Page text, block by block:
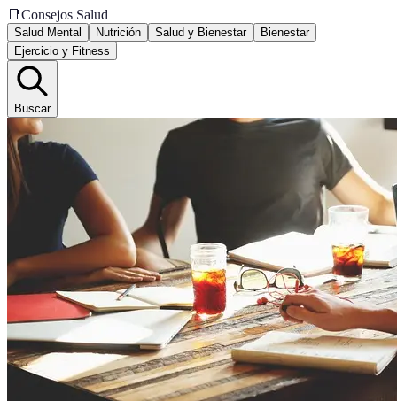
📑Consejos Salud
Salud Mental Nutrición Salud y Bienestar
Bienestar
Ejercicio y Fitness
Buscar